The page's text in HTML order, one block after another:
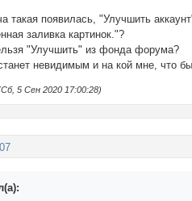
такая появилась, "Улучшить
заливка картинок."?
"Улучшить" из фонда форума?
невидимым и на кой мне, что
5 Сен 2020 17:00:28)